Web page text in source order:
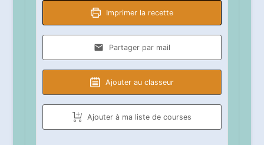
Imprimer la recette
Partager par mail
Ajouter au classeur
Ajouter à ma liste de courses